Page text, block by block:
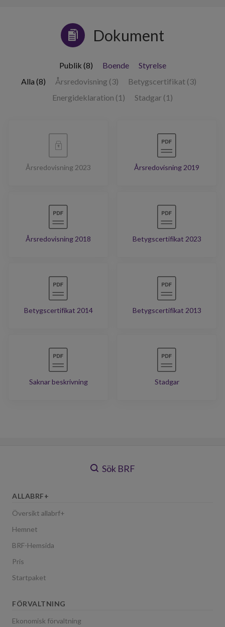
Dokument
Publik (8) Boende
Styrelse
Alla (8)
Årsredovisning (3)
Betygscertifikat (3)
Energideklaration (1)
Stadgar (1)
Årsredovisning 2023 Årsredovisning 2019
Årsredovisning 2018 Betygscertifikat 2023
Betygscertifikat 2014 Betygscertifikat 2013
Saknar beskrivning Stadgar
Sök BRF
ALLABRF+
Översikt allabrf+
Hemnet
BRF-Hemsida
Pris
Startpaket
FÖRVALTNING
Ekonomisk förvaltning